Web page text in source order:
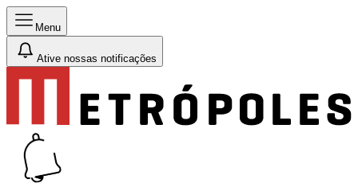
Menu
Ative nossas notificações